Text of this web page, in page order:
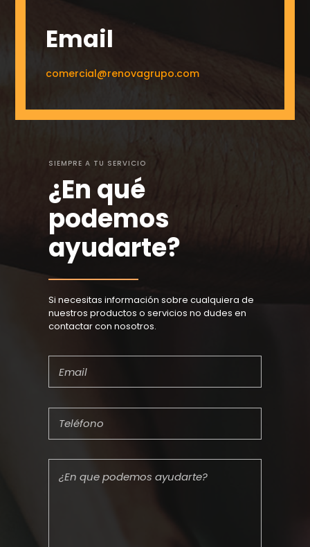
SIEMPRE A TU SERVICIO
¿En qué
podemos
ayudarte?
Si necesitas información sobre cualquiera de
nuestros productos o servicios no dudes en
contactar con nosotros.
Email
comercial@renovagrupo.com